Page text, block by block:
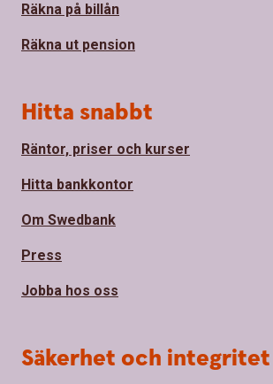
Räkna på billån
Räkna ut pension
Hitta snabbt
Räntor, priser och kurser
Hitta bankkontor
Om Swedbank
Press
Jobba hos oss
Säkerhet och integritet